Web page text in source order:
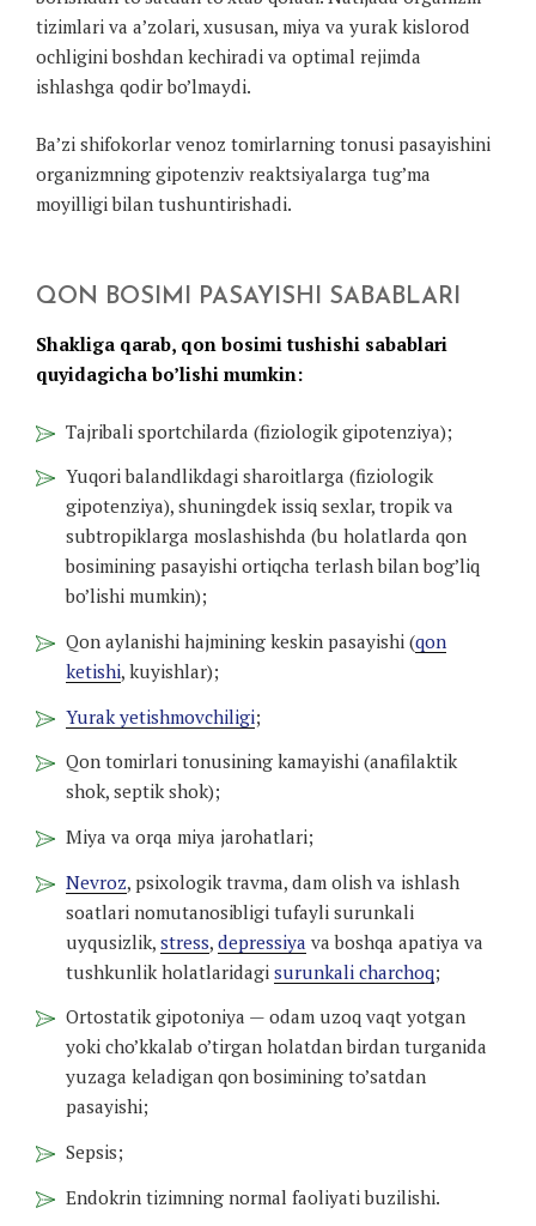
tizimlari va a’zolari, xususan, miya va yurak kislorod
ochligini boshdan kechiradi va optimal rejimda
ishlashga qodir bo’lmaydi.
Ba’zi shifokorlar venoz tomirlarning tonusi pasayishini
organizmning gipotenziv reaktsiyalarga tug’ma
moyilligi bilan tushuntirishadi.
QON BOSIMI PASAYISHI SABABLARI
Shakliga qarab, qon bosimi tushishi sabablari
quyidagicha bo’lishi mumkin:
Tajribali sportchilarda (fiziologik gipotenziya);
Yuqori balandlikdagi sharoitlarga (fiziologik
gipotenziya), shuningdek issiq sexlar, tropik va
subtropiklarga moslashishda (bu holatlarda qon
bosimining pasayishi ortiqcha terlash bilan bog’liq
bo’lishi mumkin);
Qon aylanishi hajmining keskin pasayishi (qon
ketishi, kuyishlar);
Yurak yetishmovchiligi;
Qon tomirlari tonusining kamayishi (anafilaktik
shok, septik shok);
Miya va orqa miya jarohatlari;
Nevroz, psixologik travma, dam olish va ishlash
soatlari nomutanosibligi tufayli surunkali
uyqusizlik, stress, depressiya va boshqa apatiya va
tushkunlik holatlaridagi surunkali charchoq;
Ortostatik gipotoniya — odam uzoq vaqt yotgan
yoki cho’kkalab o’tirgan holatdan birdan turganida
yuzaga keladigan qon bosimining to’satdan
pasayishi;
Sepsis;
Endokrin tizimning normal faoliyati buzilishi.